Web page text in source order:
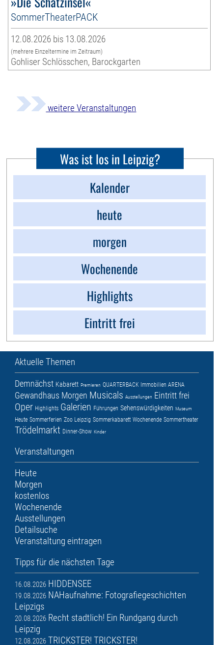
SommerTheaterPACK
12.08.2026 bis 13.08.2026
(mehrere Einzeltermine im Zeitraum)
Gohliser Schlösschen, Barockgarten
weitere Veranstaltungen
Was ist los in Leipzig?
Kalender
heute
morgen
Wochenende
Highlights
Eintritt frei
Aktuelle Themen
Demnächst Kabarett Premieren QUARTERBACK Immobilien ARENA
Gewandhaus Morgen Musicals Ausstellungen Eintritt frei
Oper Highlights Galerien Führungen Sehenswürdigkeiten Museum
Heute Sommerferien Zoo Leipzig Sommerkabarett Wochenende Sommertheater
Trödelmarkt Dinner-Show Kinder
Veranstaltungen
Heute
Morgen
kostenlos
Wochenende
Ausstellungen
Detailsuche
Veranstaltung eintragen
Tipps für die nächsten Tage
16.08.2026 HIDDENSEE
19.08.2026 NAHaufnahme: Fotografiegeschichten
Leipzigs
20.08.2026 Recht stadtlich! Ein Rundgang durch
Leipzig
12.08.2026 TRICKSTER! TRICKSTER!